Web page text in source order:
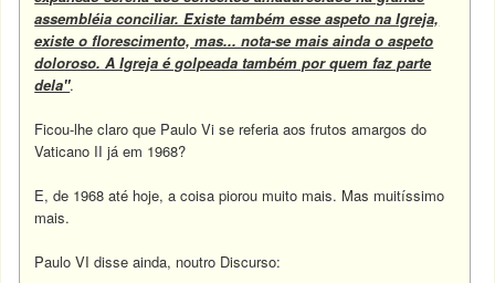
assembléia conciliar. Existe também esse aspeto na Igreja,
existe o florescimento, mas... nota-se mais ainda o aspeto
doloroso. A Igreja é golpeada também por quem faz parte
dela".
Ficou-lhe claro que Paulo Vi se referia aos frutos amargos do
Vaticano II já em 1968?
E, de 1968 até hoje, a coisa piorou muito mais. Mas muitíssimo
mais.
Paulo VI disse ainda, noutro Discurso: